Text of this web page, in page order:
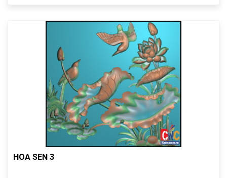
HOA SEN 3